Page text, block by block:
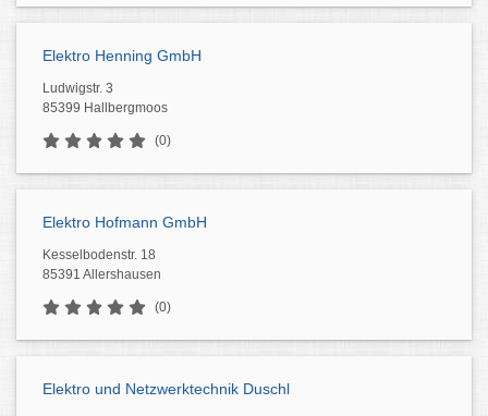
Elektro Henning GmbH
Ludwigstr. 3
85399 Hallbergmoos
(0)
Elektro Hofmann GmbH
Kesselbodenstr. 18
85391 Allershausen
(0)
Elektro und Netzwerktechnik Duschl